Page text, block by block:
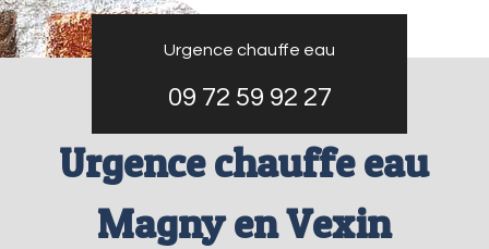
Urgence chauffe eau
09 72 59 92 27
Urgence chauffe eau
Magny en Vexin